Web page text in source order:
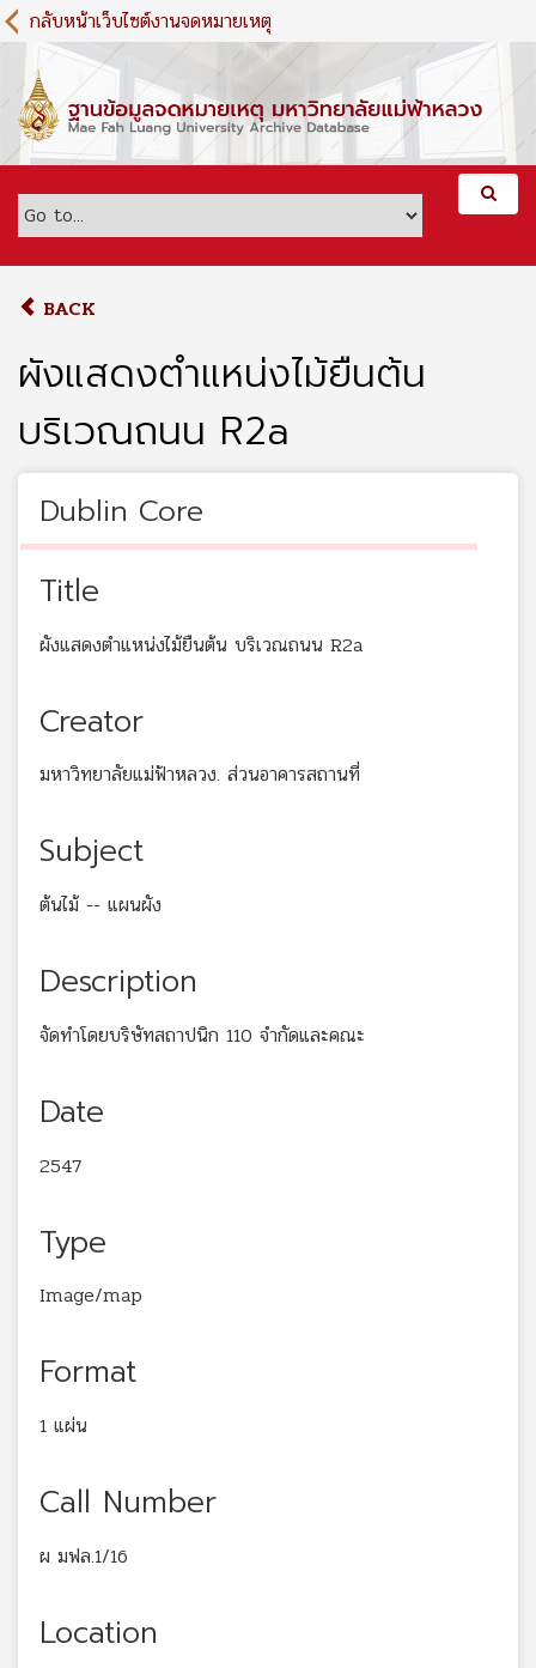
S
k
m
c
กลับหน้าเว็บไซต์งานจดหมายเหตุ
BACK
ผังแสดงตำแหน่งไม้ยืนต้น
บริเวณถนน R2a
Dublin Core
Title
ผังแสดงตำแหน่งไม้ยืนต้น บริเวณถนน R2a
Creator
มหาวิทยาลัยแม่ฟ้าหลวง. ส่วนอาคารสถานที่
Subject
ต้นไม้ -- แผนผัง
Description
จัดทำโดยบริษัทสถาปนิก 110 จำกัดและคณะ
Date
2547
Type
Image/map
Format
1 แผ่น
Call Number
ผ มฟล.1/16
Location